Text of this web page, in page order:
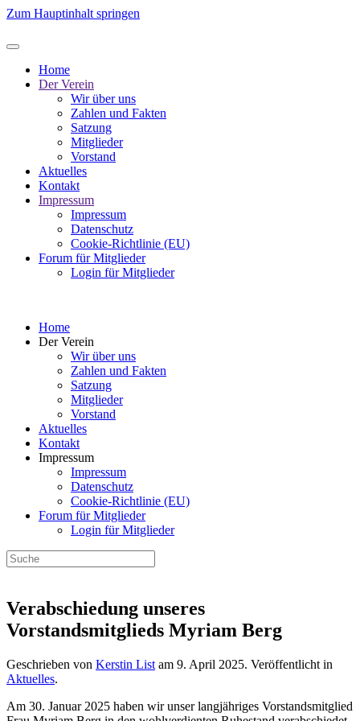
Zum Hauptinhalt springen
Home
Der Verein
Wir über uns
Zahlen und Fakten
Satzung
Mitglieder
Vorstand
Aktuelles
Kontakt
Impressum
Impressum
Datenschutz
Cookie-Richtlinie (EU)
Forum für Mitglieder
Login für Mitglieder
Home
Der Verein
Wir über uns
Zahlen und Fakten
Satzung
Mitglieder
Vorstand
Aktuelles
Kontakt
Impressum
Impressum
Datenschutz
Cookie-Richtlinie (EU)
Forum für Mitglieder
Login für Mitglieder
Verabschiedung unseres
Vorstandsmitglieds Myriam Berg
Geschrieben von Kerstin List am 9. April 2025. Veröffentlicht in
Aktuelles.
Am 30. Januar 2025 haben wir unser langjähriges Vorstandsmitglied